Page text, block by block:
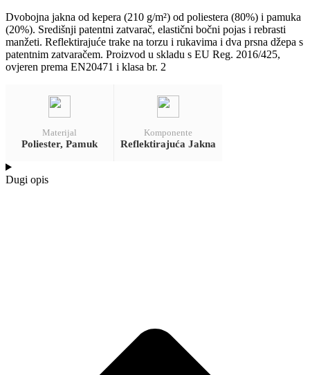
Dvobojna jakna od kepera (210 g/m²) od poliestera (80%) i pamuka
(20%). Središnji patentni zatvarač, elastični bočni pojas i rebrasti
manžeti. Reflektirajuće trake na torzu i rukavima i dva prsna džepa s
patentnim zatvaračem. Proizvod u skladu s EU Reg. 2016/425,
ovjeren prema EN20471 i klasa br. 2
Materijal
Poliester, Pamuk
Komponente
Reflektirajuća Jakna
Dugi opis